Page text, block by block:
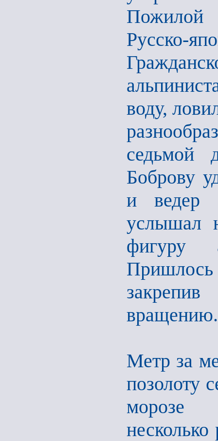
Пожилой
Русско-
воду,
седьмой
Боброву
и ведер
услышал
фигуру
Пришлось
вращению.
Метр за
позолоту
морозе